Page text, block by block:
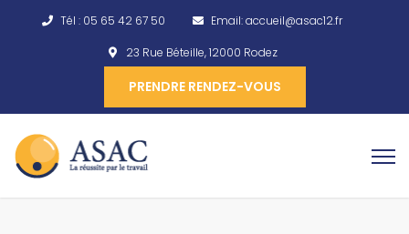
Tél : 05 65 42 67 50 Email:accueil@asac12.fr
23 Rue Béteille, 12000 Rodez
PRENDRE RENDEZ-VOUS